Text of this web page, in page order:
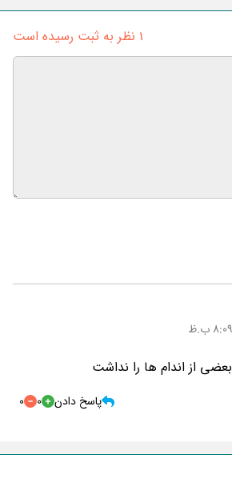
1 نظر به ثبت رسیده است
از اندام ها را نداشت
پاسخ دادن 0
0